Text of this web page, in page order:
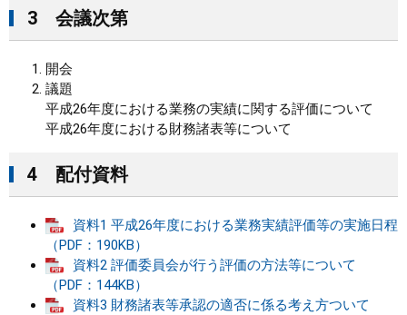
3 会議次第
開会
議題
平成26年度における業務の実績に関する評価について
平成26年度における財務諸表等について
4 配付資料
資料1 平成26年度における業務実績評価等の実施日程
（PDF：190KB）
資料2 評価委員会が行う評価の方法等について
（PDF：144KB）
資料3 財務諸表等承認の適否に係る考え方ついて